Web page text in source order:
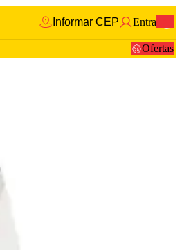
Informar CEP Entrar
Ofertas